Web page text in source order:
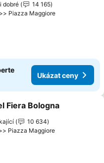
dobré
14 165
Piazza Maggiore
Ukázat ceny
na seznam oblíbených
Fiera Bologna
10 634
Piazza Maggiore